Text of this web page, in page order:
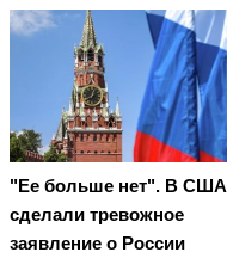
"Ее больше нет". В США
сделали тревожное
заявление о России